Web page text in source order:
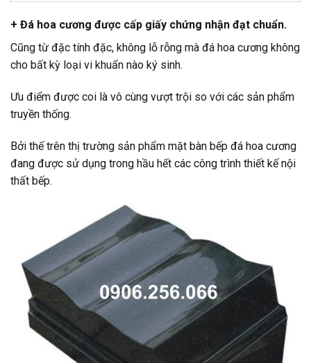
+ Đá hoa cương được cấp giấy chứng nhận đạt chuẩn.
Cũng từ đặc tính đặc, không lỗ rỗng mà đá hoa cương không
cho bất kỳ loại vi khuẩn nào ký sinh.
Ưu điểm được coi là vô cùng vượt trội so với các sản phẩm
truyền thống.
Bởi thế trên thị trường sản phẩm mặt bàn bếp đá hoa cương
đang được sử dụng trong hầu hết các công trình thiết kế nội
thất bếp.